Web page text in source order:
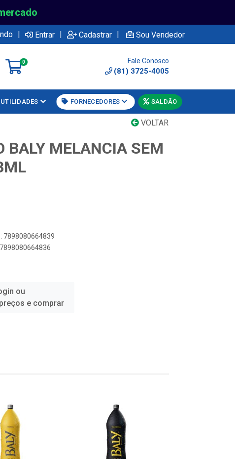
| Entrar | Cadastrar | Sou Vendedor
0 Fale Conosco
(81) 3725-4005
UTILIDADES FORNECEDORES SALDÃO
VOLTAR
BALY MELANCIA SEM
7898080664839
ou
e comprar